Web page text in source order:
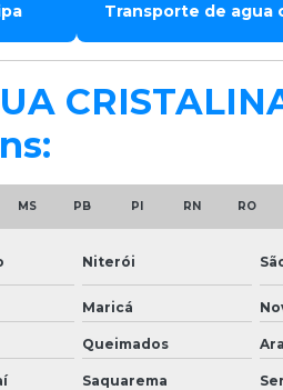
Transporte de agua
MS PB PI RN RO
Niterói
Maricá
Queimados
Saquarema